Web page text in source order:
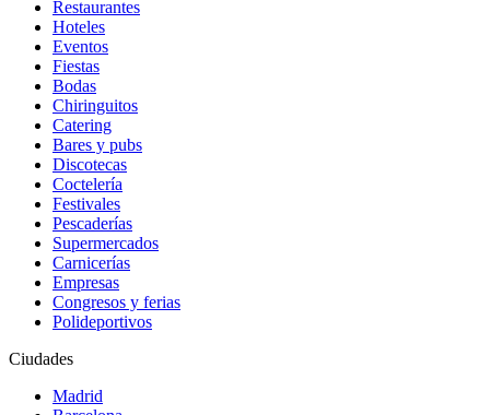
Restaurantes
Hoteles
Eventos
Fiestas
Bodas
Chiringuitos
Catering
Bares y pubs
Discotecas
Coctelería
Festivales
Pescaderías
Supermercados
Carnicerías
Empresas
Congresos y ferias
Polideportivos
Ciudades
Madrid